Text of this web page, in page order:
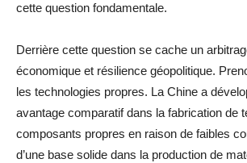
cette question fondamentale.
Derrière cette question se cache un
économique et résilience géopolitique.
les technologies propres. La Chine a
avantage comparatif dans la fabrication de
composants propres en raison de faibles
d’une base solide dans la production de